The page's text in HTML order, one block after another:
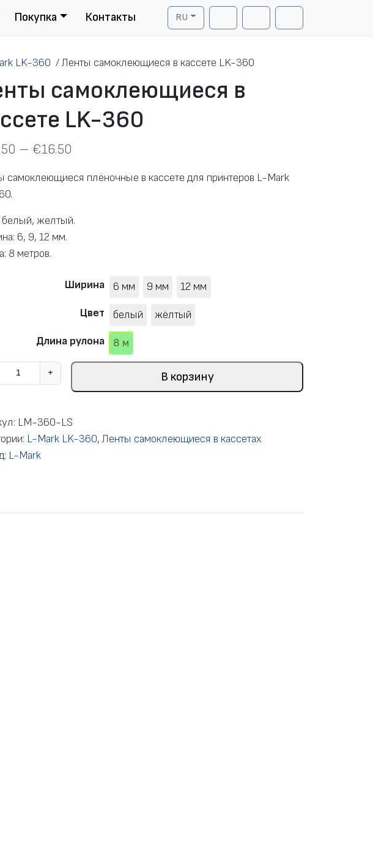
Покупка Контакты
RU
Search AccountCart
LK-360 /Ленты самоклеющиеся в кассете LK-360
самоклеющиеся в
LK-360
– €16.50
самоклеющиеся плёночные в кассете для принтеров L-Mark
белый, желтый.
6, 9, 12 мм.
8 метров.
Ширина 6 мм 9 мм 12 мм
Цвет белый жёлтый
Длина рулона 8 м
+ В корзину
LM-360-LS
L-Mark LK-360,Ленты самоклеющиеся в кассетах
L-Mark